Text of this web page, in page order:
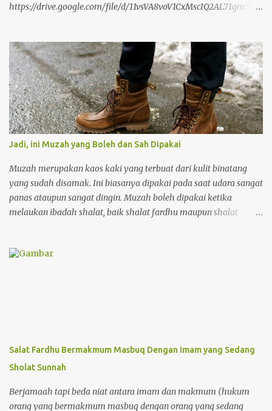
https://drive.google.com/file/d/11vsVA8voV1CxMscIQ2AL71gm55ra
wlQ4I3/view?usp=drivesdk 3. Kelas IX
https://drive.google.com/file/d/12QBC7ym-
_zxZfbDMH0MRZk1cps8B4BJZ/view?usp=drivesdk Buku Aswaja
& Ke-NU-an Tingkat SLTA 1. Kelas X
https://drive.google.com/file/d/12Qzm1ZthsLht5I-
pimgboiGXLBwuUlMG/view?usp=drivesdk 2. Kelas XI
https://drive.google.com/file/d/12TgmO9XrIJ9fN7hlebLqydygScm
M2gAk/view?usp=drivesdk 3. Kelas XII
https://drive.google.com/file/d/12UFWibfVTp102fqpmJYLSUKVDS
Wouucq/view?usp=drivesdk https://t.me/nuchannels/26634
Jadi, ini Muzah yang Boleh dan Sah Dipakai
Muzah merupakan kaos kaki yang terbuat dari kulit binatang
yang sudah disamak. Ini biasanya dipakai pada saat udara sangat
panas ataupun sangat dingin. Muzah boleh dipakai ketika
melaukan ibadah shalat, baik shalat fardhu maupun shalat
diusap saja. Adapun kriteria muzah yang bioleh dan sah dipakai
harus melepasnya dan cukup dengan diusap saja, yaitu: harus
menutupi bagian ujung kaki hingga mata kaki. Hal ini disebabkan
karena mata kaki termasuk dalam syarat sahnya wudhu yang
dilakukan seseorang. Pemakaian muzah ini dilakukan ketika
seseorang telah melakukan bersuci secara semp...
Salat Fardhu Bermakmum Masbuq Dengan Imam yang Sedang
Sholat Sunnah
Berjamaah tapi beda niat antara imam dan makmum (hukum
orang yang bermakmum masbuq dengan orang yang sedang